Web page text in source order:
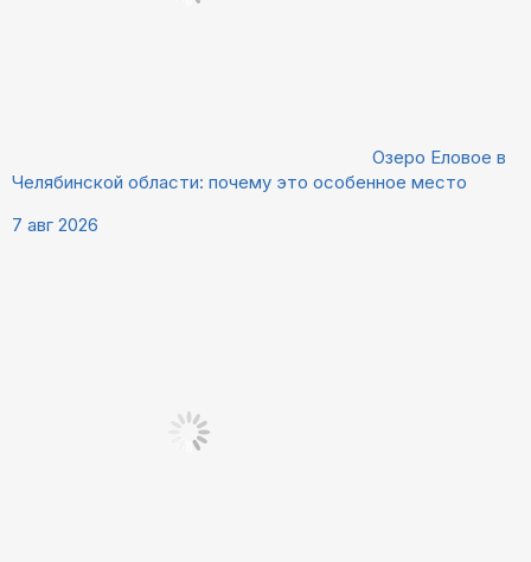
Озеро Еловое в
Челябинской области: почему это особенное место
7 авг 2026